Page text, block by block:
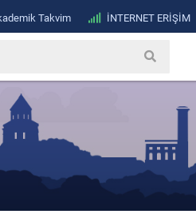
Takvim İNTERNET ERİŞİM